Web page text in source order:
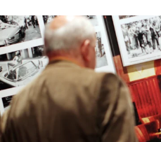
sport
berlin
nord
wahrheit